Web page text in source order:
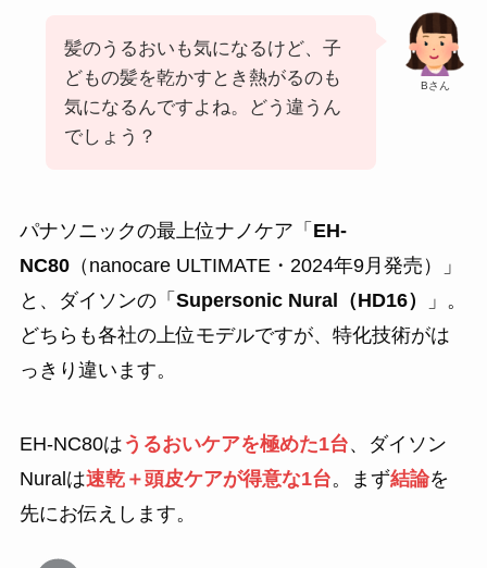
Bさん
髪のうるおいも気になるけど、子
どもの髪を乾かすとき熱がるのも
気になるんですよね。どう違うん
でしょう？
パナソニックの最上位ナノケア「 EH-
NC80（nanocare ULTIMATE・2024年9月発売）」
と、ダイソンの「 Supersonic Nural（HD16）
」。
どちらも各社の上位モデルですが、特化技術がは
っきり違います。
EH-NC80は うるおいケアを極めた1台、ダイソン
Nuralは速乾＋頭皮ケアが得意な1台。まず結論を
先にお伝えします。